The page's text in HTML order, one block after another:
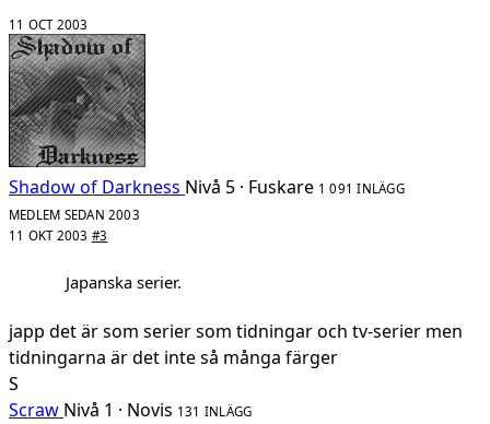
11 OCT 2003
Shadow of Darkness Nivå 5 · Fuskare 1 091 INLÄGG
MEDLEM SEDAN 2003
11 OKT 2003 #3
Japanska serier.
japp det är som serier som tidningar och tv-serier men
tidningarna är det inte så många färger
S
Scraw Nivå 1 · Novis 131 INLÄGG